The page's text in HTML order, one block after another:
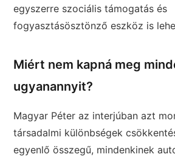
egyszerre szociális támogatás és
fogyasztásösztönző eszköz is
Miért nem kapná meg
ugyanannyit?
Magyar Péter az interjúban azt
társadalmi különbségek
egyenlő összegű, mindenkinek